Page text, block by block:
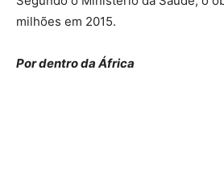
milhões em 2015.
Por dentro da África